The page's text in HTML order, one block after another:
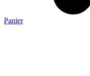
Panier